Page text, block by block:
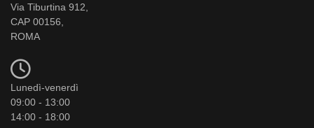
Via Tiburtina 912,
CAP 00156,
ROMA
Lunedì-venerdì
09:00 - 13:00
14:00 - 18:00